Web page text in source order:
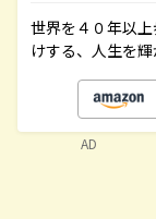
世界を４０年以
けする、人生を
AD